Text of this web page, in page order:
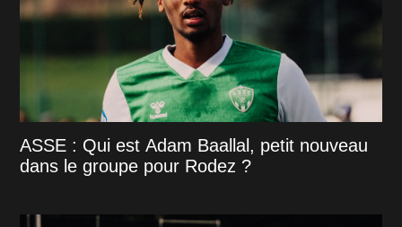
ASSE : Qui est Adam Baallal, petit nouveau
dans le groupe pour Rodez ?